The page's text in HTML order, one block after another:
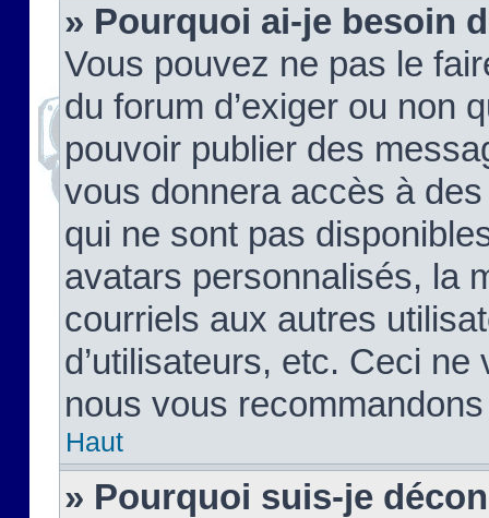
» Pourquoi ai-je besoin
Vous pouvez ne pas le
du forum d’exiger ou non
pouvoir publier des
vous donnera accès à
qui ne sont pas
avatars personnalisés, la
courriels aux autres
d’utilisateurs, etc. Ceci
nous vous
Haut
» Pourquoi suis-je